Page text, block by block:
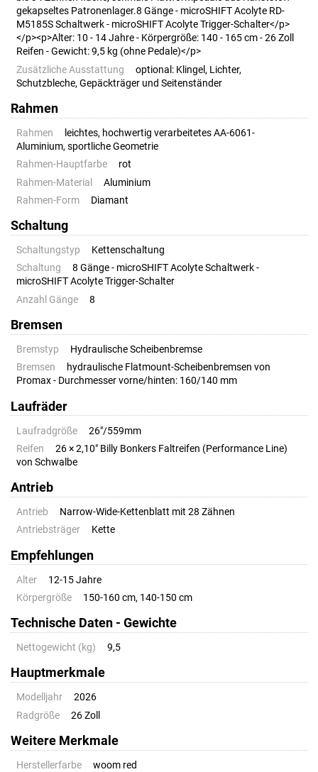
gekapseltes Patronenlager.8 Gänge - microSHIFT Acolyte RD-
M5185S Schaltwerk - microSHIFT Acolyte Trigger-Schalter</p>
</p><p>Alter: 10 - 14 Jahre - Körpergröße: 140 - 165 cm - 26 Zoll
Reifen - Gewicht: 9,5 kg (ohne Pedale)</p>
Zusätzliche Ausstattung
optional: Klingel, Lichter,
Schutzbleche, Gepäckträger und Seitenständer
Rahmen
Rahmen
leichtes, hochwertig verarbeitetes AA-6061-
Aluminium, sportliche Geometrie
Rahmen-Hauptfarbe
rot
Rahmen-Material
Aluminium
Rahmen-Form
Diamant
Schaltung
Schaltungstyp
Kettenschaltung
Schaltung
8 Gänge - microSHIFT Acolyte Schaltwerk -
microSHIFT Acolyte Trigger-Schalter
Anzahl Gänge
8
Bremsen
Bremstyp
Hydraulische Scheibenbremse
Bremsen
hydraulische Flatmount-Scheibenbremsen von
Promax - Durchmesser vorne/hinten: 160/140 mm
Laufräder
Laufradgröße
26"/559mm
Reifen
26 × 2,10" Billy Bonkers Faltreifen (Performance Line)
von Schwalbe
Antrieb
Antrieb
Narrow-Wide-Kettenblatt mit 28 Zähnen
Antriebsträger
Kette
Empfehlungen
Alter
12-15 Jahre
Körpergröße
150-160 cm, 140-150 cm
Technische Daten - Gewichte
Nettogewicht (kg) 9,5
Hauptmerkmale
Modelljahr
2026
Radgröße
26 Zoll
Weitere Merkmale
Herstellerfarbe woom red